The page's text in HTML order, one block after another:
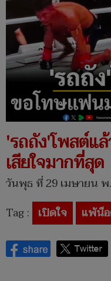
'รถถัง'โพสต์แ
เสียใจมากที่สุด
วันพุธ ที่ 29 เมษายน พ
Tag : เปิดใจ แพ้น็